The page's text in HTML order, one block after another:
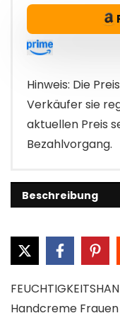
Hinweis: Die
Verkäufer sie
aktuellen Preis
Bezahlvorgang.
Beschreibung
Handcreme